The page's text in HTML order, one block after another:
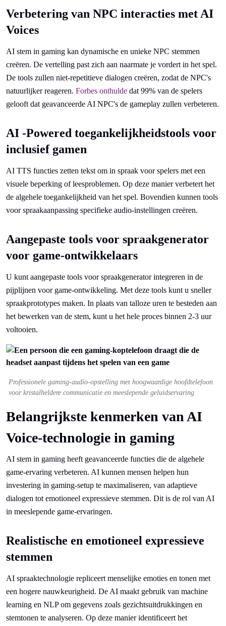
Verbetering van NPC interacties met AI
Voices
AI stem in gaming kan dynamische en unieke NPC stemmen
creëren. De vertelling past zich aan naarmate je vordert in het spel.
De tools zullen niet-repetitieve dialogen creëren, zodat de NPC's
natuurlijker reageren. Forbes onthulde dat 99% van de spelers
gelooft dat geavanceerde AI NPC's de gameplay zullen verbeteren.
AI -Powered toegankelijkheidstools voor
inclusief gamen
AI TTS functies zetten tekst om in spraak voor spelers met een
visuele beperking of leesproblemen. Op deze manier verbetert het
de algehele toegankelijkheid van het spel. Bovendien kunnen tools
voor spraakaanpassing specifieke audio-instellingen creëren.
Aangepaste tools voor spraakgenerator
voor game-ontwikkelaars
U kunt aangepaste tools voor spraakgenerator integreren in de
pijplijnen voor game-ontwikkeling. Met deze tools kunt u sneller
spraakprototypes maken. In plaats van talloze uren te besteden aan
het bewerken van de stem, kunt u het hele proces binnen 2-3 uur
voltooien.
Professionele gaming-audio-opstelling met hoogwaardige hoofdtelefoon
voor kristalheldere communicatie en meeslepende geluidservaring
Belangrijkste kenmerken van AI
Voice-technologie in gaming
AI stem in gaming heeft geavanceerde functies die de algehele
game-ervaring verbeteren. AI kunnen mensen helpen hun
investering in gaming-setup te maximaliseren, van adaptieve
dialogen tot emotioneel expressieve stemmen. Dit is de rol van AI
in meeslepende game-ervaringen.
Realistische en emotioneel expressieve
stemmen
AI spraaktechnologie repliceert menselijke emoties en tonen met
een hogere nauwkeurigheid. De AI maakt gebruik van machine
learning en NLP om gegevens zoals gezichtsuitdrukkingen en
stemtonen te analyseren. Op deze manier identificeert het